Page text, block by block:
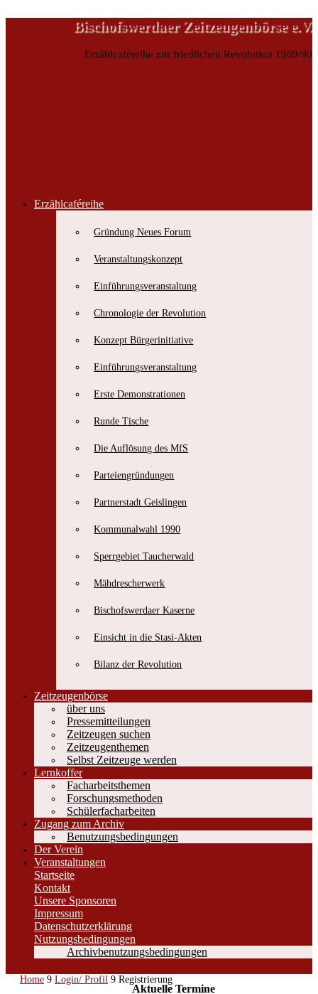
Bischofswerdaer Zeitzeugenbörse e.V.
Erzählcaféreihe zur friedlichen Revolution 1989/90
Erzählcaféreihe
Gründung Neues Forum
Veranstaltungskonzept
Einführungsveranstaltung
Chronologie der Revolution
Konzept Bürgerinitiative
Einführungsveranstaltung
Erste Demonstrationen
Runde Tische
Die Auflösung des MfS
Parteiengründungen
Partnerstadt Geislingen
Kommunalwahl 1990
Sperrgebiet Taucherwald
Mähdrescherwerk
Bischofswerdaer Kaserne
Einsicht in die Stasi-Akten
Bilanz der Revolution
Zeitzeugenbörse
über uns
Pressemitteilungen
Zeitzeugen suchen
Zeitzeugenthemen
Selbst Zeitzeuge werden
Lernkoffer
Facharbeitsthemen
Forschungsmethoden
Schülerfacharbeiten
Zugang zum Archiv
Benutzungsbedingungen
Der Verein
Veranstaltungen
Startseite
Kontakt
Unsere Sponsoren
Impressum
Datenschutzerklärung
Nutzungsbedingungen
Archivbenutzungsbedingungen
Home 9 Login/ Profil 9 Registrierung
Aktuelle Termine